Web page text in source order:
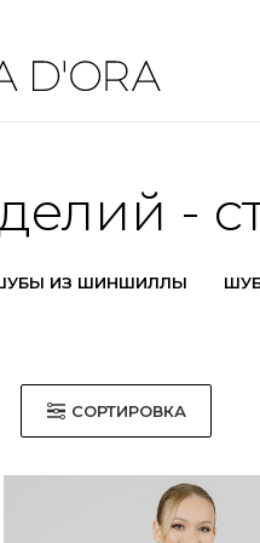
-
ИЗ ШИНШИЛЛЫ
СОРТИРОВКА